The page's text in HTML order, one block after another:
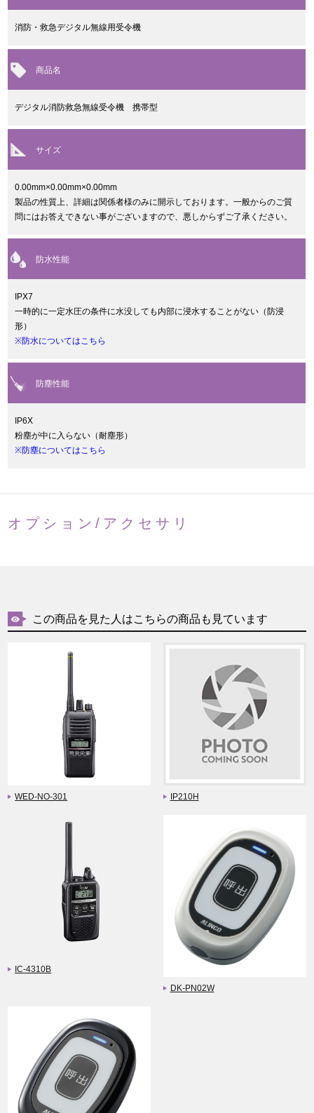
消防・救急デジタル無線用受令機
商品名
デジタル消防救急無線受令機 携帯型
サイズ
0.00mm×0.00mm×0.00mm
製品の性質上、詳細は関係者様のみに開示しております。一般からのご質
問にはお答えできない事がございますので、悪しからずご了承ください。
防水性能
IPX7
一時的に一定水圧の条件に水没しても内部に浸水することがない（防浸
形）
※防水についてはこちら
防塵性能
IP6X
粉塵が中に入らない（耐塵形）
※防塵についてはこちら
オプション/アクセサリ
この商品を見た人はこちらの商品も見ています
WED-NO-301 IP210H
IC-4310B
DK-PN02W